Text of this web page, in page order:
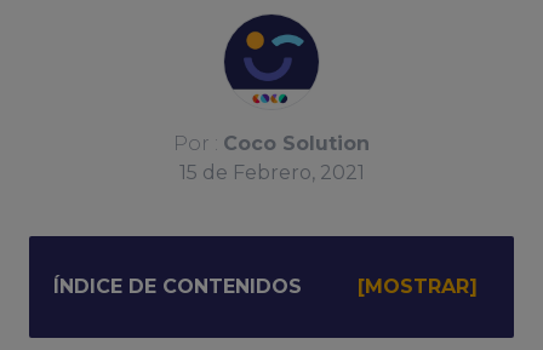
Por : Coco Solution
15 de Febrero, 2021
ÍNDICE DE CONTENIDOS